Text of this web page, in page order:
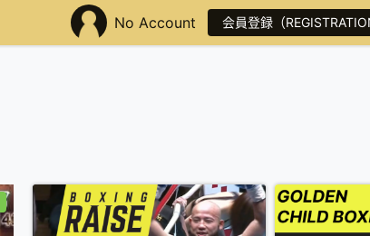
No Account 会員登録（